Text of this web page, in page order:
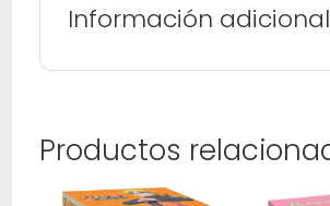
Información adicional
Productos